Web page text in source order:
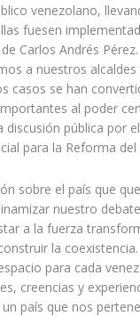
venezolano,
fuesen
Carlos Andrés
a nuestros
casos se han
al poder
discusión pública por
para la Reforma del
sobre el país que
nuestro
a la fuerza
la
para cada
creencias y
país que nos